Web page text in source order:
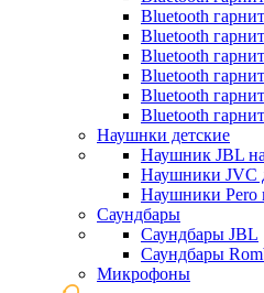
Bluetooth
Bluetooth
Bluetooth
Bluetooth
Bluetooth
Bluetooth
Наушнки детские
Наушник JBL
Наушники JVC
Наушники Pero
Саундбары
Саундбары JBL
Саундбары
Микрофоны